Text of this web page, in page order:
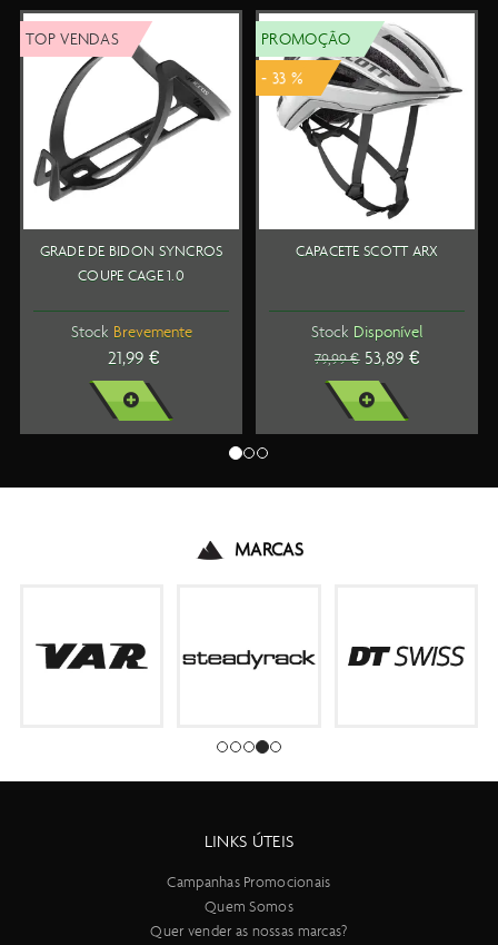
DE BIDON SYNCROS
COUPE CAGE 1.0
Brevemente
VER MAIS
PROMOÇÃO
- 33 %
CAPACETE SCOTT ARX
Disponível
53,89 €
VER MAIS
MARCAS
LINKS ÚTEIS
Campanhas Promocionais
Quem Somos
Quer vender as nossas marcas?